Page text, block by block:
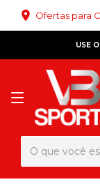
Ofertas para
USE